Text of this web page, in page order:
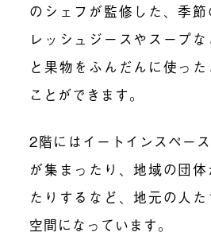
のシェフが監修した、季
レッシュジースやスープ
と果物をふんだんに使っ
ことができます。
2階にはイートインスペー
が集まったり、地域の団
たりするなど、地元の人
空間になっています。